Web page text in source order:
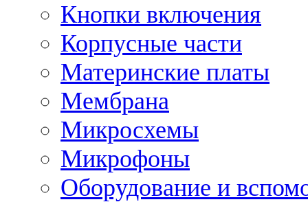
Кнопки включения
Корпусные части
Материнские платы
Мембрана
Микросхемы
Микрофоны
Оборудование и